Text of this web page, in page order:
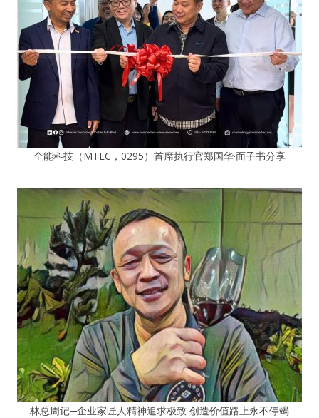
全能科技（MTEC，0295）首席执行官郑国华·面子书分享
林总周记─企业家匠人精神追求极致 创造价值路上永不停竭